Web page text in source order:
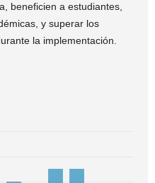
beneficien a estudiantes,
y superar los
la implementación.